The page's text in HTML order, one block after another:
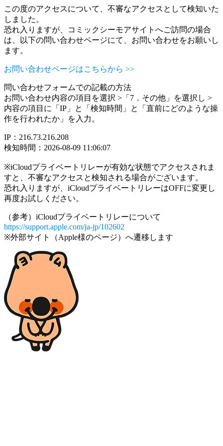
この度のアクセスについて、不審なアクセスとして検知いた
しました。
恐れ入りますが、コミックシーモアサイトへご訪問の場合
は、以下の問い合わせページにて、お問い合わせをお願いし
ます。
お問い合わせページはこちらから >>
問い合わせフォームでの記載の方法
お問い合わせ内容の項目を選択 >「7．その他」を選択し >
内容の項目に「IP」と「検知時間」と「直前にどのような操
作を行われたか」を入力。
IP：216.73.216.208
検知時間：2026-08-09 11:06:07
※iCloudプライベートリレーが有効な状態でアクセスされま
すと、不審なアクセスと検知される場合がございます。
恐れ入りますが、iCloudプライベートリレーはOFFに変更し
再度お試しください。
（参考）iCloudプライベートリレーについて
https://support.apple.com/ja-jp/102602
※外部サイト（Apple様のページ）へ遷移します